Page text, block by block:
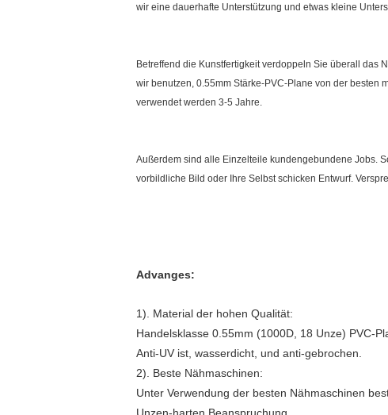
wir eine dauerhafte Unterstützung und etwas kleine
Betreffend die Kunstfertigkeit verdoppeln Sie überall das
wir benutzen, 0.55mm Stärke-PVC-Plane von der besten
verwendet werden 3-5 Jahre.
Außerdem sind alle Einzelteile kundengebundene Jobs.
vorbildliche Bild oder Ihre Selbst schicken Entwurf.
Advanges:
1). Material der hohen Qualität:
Handelsklasse 0.55mm (1000D, 18 Unze) PVC-
Anti-UV ist, wasserdicht, und anti-gebrochen.
2). Beste Nähmaschinen:
Unter Verwendung der besten Nähmaschinen